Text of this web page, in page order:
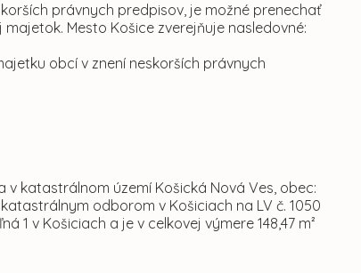
právnych predpisov, je možné prenechať
Mesto Košice zverejňuje nasledovné:
obcí v znení neskorších právnych
v katastrálnom území Košická Nová Ves, obec:
odborom v Košiciach na LV č. 1050
v Košiciach a je v celkovej výmere 148,47 m²